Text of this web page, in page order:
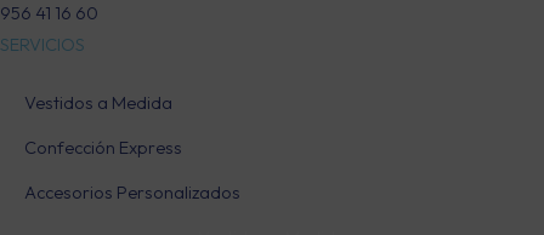
956 41 16 60
SERVICIOS
Vestidos a Medida
Confección Express
Accesorios Personalizados